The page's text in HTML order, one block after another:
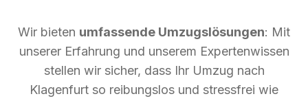
Wir bieten umfassende Umzugslösungen: Mit
unserer Erfahrung und unserem Expertenwissen
stellen wir sicher, dass Ihr Umzug nach
Klagenfurt so reibungslos und stressfrei wie